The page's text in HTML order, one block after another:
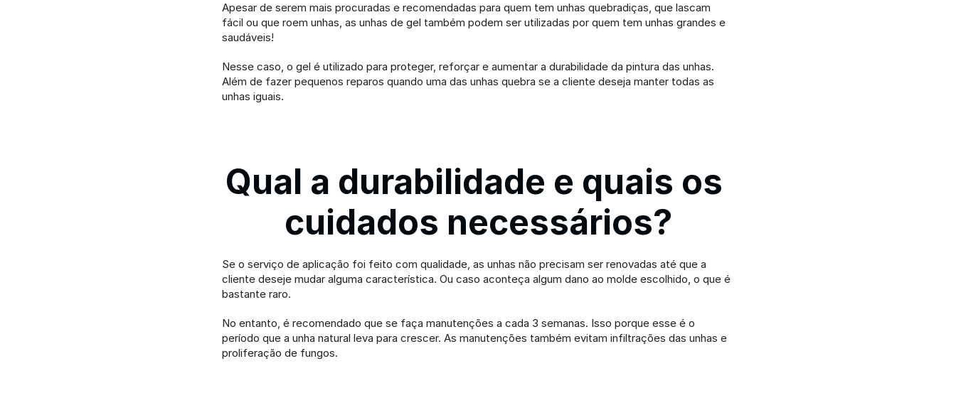
Apesar de serem mais procuradas e recomendadas para quem tem unhas quebradiças, que lascam
fácil ou que roem unhas, as unhas de gel também podem ser utilizadas por quem tem unhas grandes e
saudáveis!
Nesse caso, o gel é utilizado para proteger, reforçar e aumentar a durabilidade da pintura das unhas.
Além de fazer pequenos reparos quando uma das unhas quebra se a cliente deseja manter todas as
unhas iguais.
Qual a durabilidade e quais os
cuidados necessários?
Se o serviço de aplicação foi feito com qualidade, as unhas não precisam ser renovadas até que a
cliente deseje mudar alguma característica. Ou caso aconteça algum dano ao molde escolhido, o que é
bastante raro.
No entanto, é recomendado que se faça manutenções a cada 3 semanas. Isso porque esse é o
período que a unha natural leva para crescer. As manutenções também evitam infiltrações das unhas e
proliferação de fungos.